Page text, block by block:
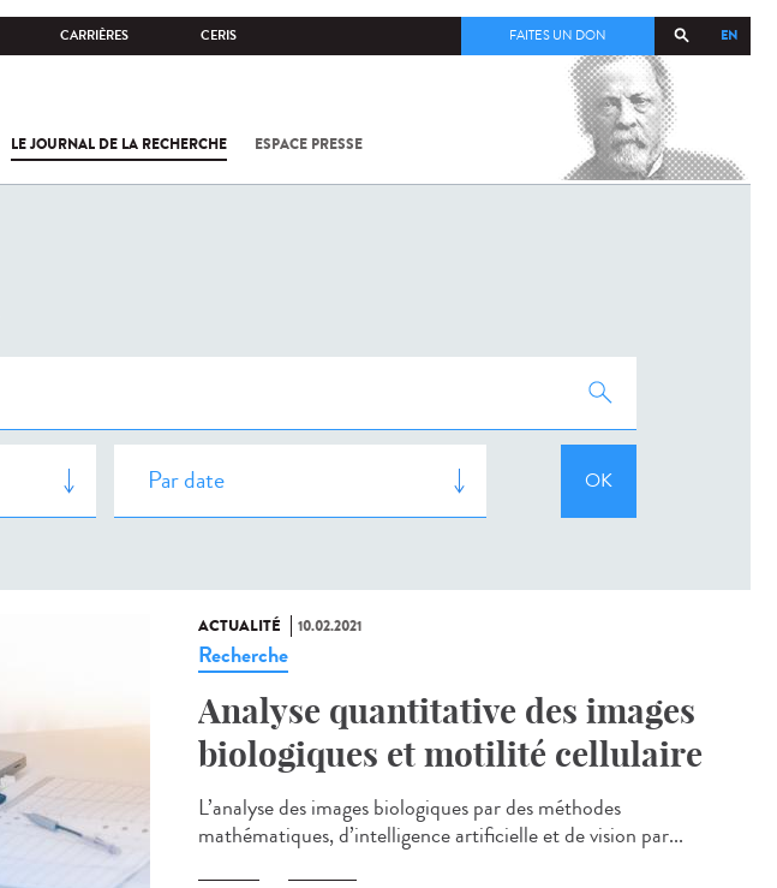
CARRIÈRES CERIS EN
FAITES UN DON
LE JOURNAL DE LA RECHERCHE ESPACE PRESSE
COV-2 /
ACTUALITÉ 10.02.2021
Recherche
Analyse quantitative des images
biologiques et motilité cellulaire
L’analyse des images biologiques par des méthodes
mathématiques, d’intelligence artificielle et de vision par...